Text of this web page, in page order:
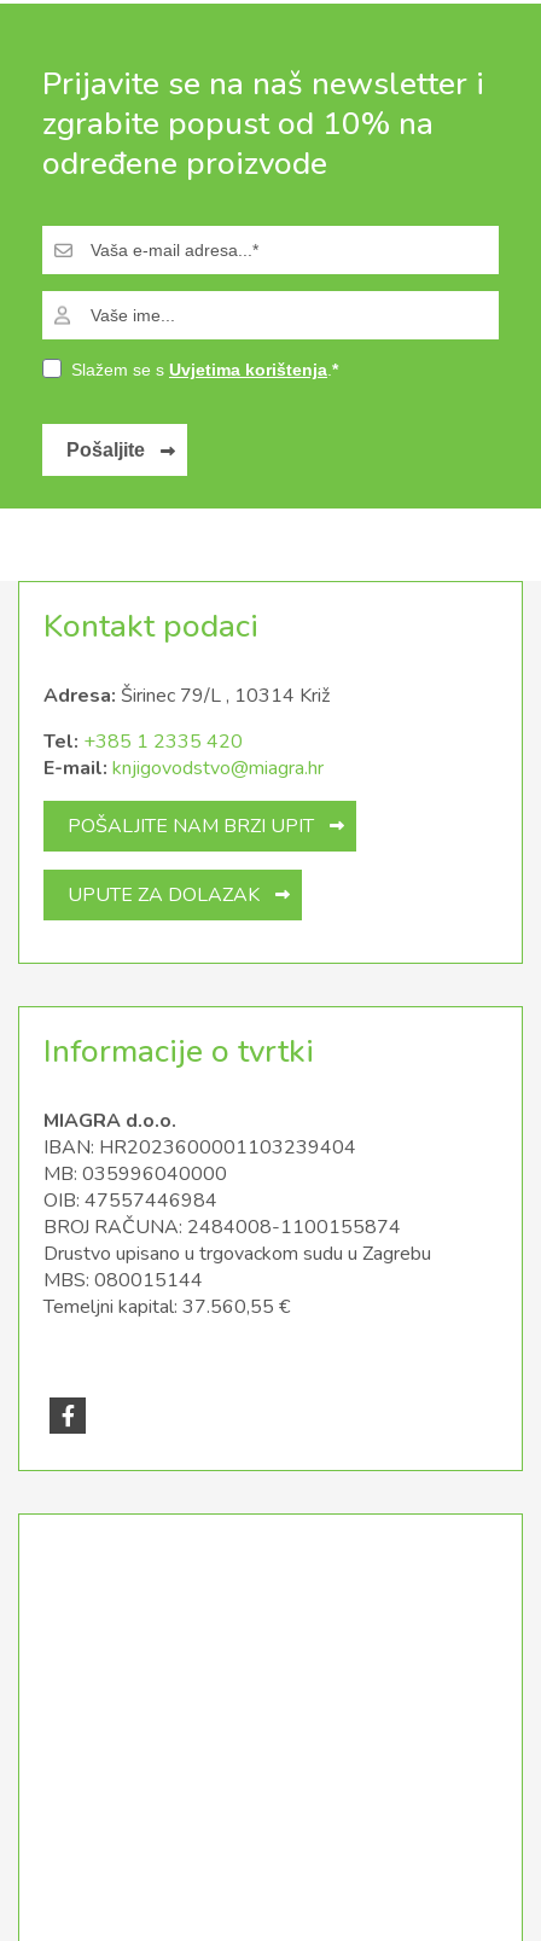
Prijavite se na naš newsletter i
zgrabite popust od 10% na
određene proizvode
Slažem se s Uvjetima korištenja.
Pošaljite
Kontakt podaci
Adresa: Širinec 79/L , 10314 Križ
Tel: +385 1 2335 420
E-mail: knjigovodstvo@miagra.hr
POŠALJITE NAM BRZI UPIT
UPUTE ZA DOLAZAK
Informacije o tvrtki
MIAGRA d.o.o.
IBAN: HR2023600001103239404
MB: 035996040000
OIB: 47557446984
BROJ RAČUNA: 2484008-1100155874
Drustvo upisano u trgovackom sudu u Zagrebu
MBS: 080015144
Temeljni kapital: 37.560,55 €